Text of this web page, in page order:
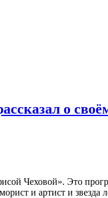
о
Чеховой». Это
и артист и звезда